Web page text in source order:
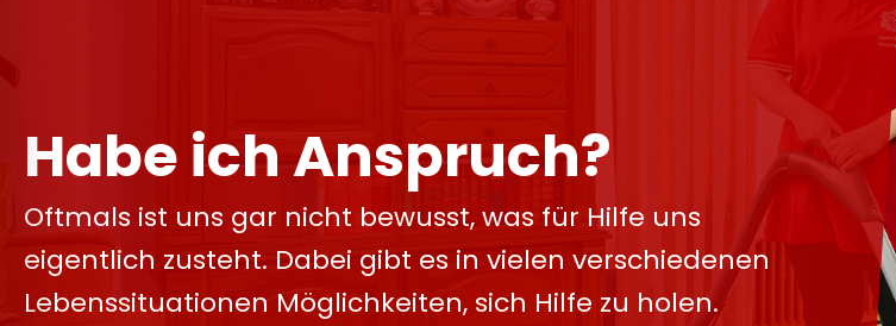
Habe ich Anspruch?
Oftmals ist uns gar nicht bewusst, was für Hilfe uns
eigentlich zusteht. Dabei gibt es in vielen verschiedenen
Lebenssituationen Möglichkeiten, sich Hilfe zu holen.